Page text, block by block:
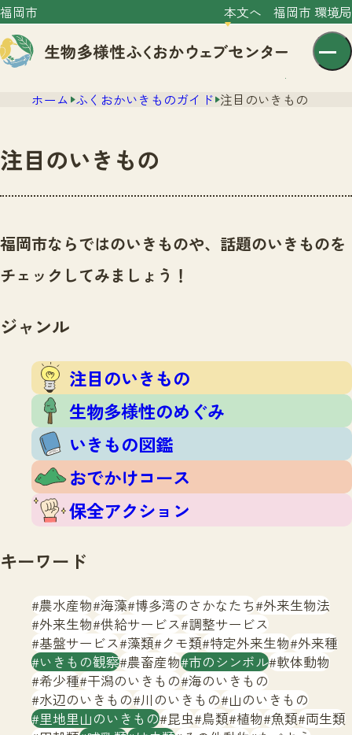
福岡市 本文へ 福岡市 環境局
文字サイズ 小 中 大
センター紹介
センター紹介TOP
サイトポリシー
ニュース
いきものガイド
注目のいきもの
生物多様性のめぐみ
いきもの図鑑
おでかけコース
保全アクション
イベント
いきもの調査隊
調査レポート
調査レポートTOP
調査結果
ふくおかいきものマップ
マッチング
マッチングTOP
掲載申し込みフォーム
お問合せ
生物多様性ふくおかウェブセンターとは
サイトマップ
ホーム ふくおかいきものガイド 注目のいきもの
注目のいきもの
福岡市ならではのいきものや、話題のいきものを
チェックしてみましょう！
ジャンル
注目のいきもの
生物多様性のめぐみ
いきもの図鑑
おでかけコース
保全アクション
キーワード
農水産物 海藻 博多湾のさかなたち 外来生物法
外来生物 供給サービス 調整サービス
基盤サービス 藻類 クモ類 特定外来生物 外来種
いきもの観察 農畜産物 市のシンボル 軟体動物
希少種 干潟のいきもの 海のいきもの
水辺のいきもの 川のいきもの 山のいきもの
里地里山のいきもの 昆虫 鳥類 植物 魚類 両生類